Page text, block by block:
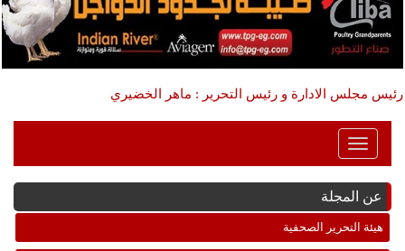
رئيس مجلس الادارة و رئيس التحرير : ماهر الخضيري
Toggle
Navigation
عن المجلة
هيئة التحرير الصحفية